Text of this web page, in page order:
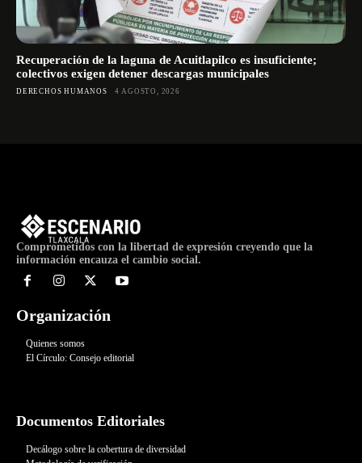
Recuperación de la laguna de Acuitlapilco es insuficiente;
colectivos exigen detener descargas municipales
DERECHOS HUMANOS 4 AGOSTO, 2026
Comprometidos con la libertad de expresión creyendo que la
información encauza el cambio social.
Organización
Quienes somos
El Círculo: Consejo editorial
Documentos Editoriales
Decálogo sobre la cobertura de diversidad